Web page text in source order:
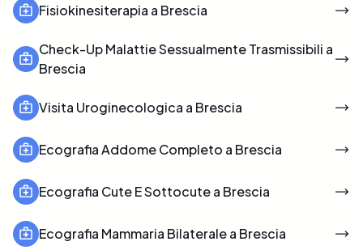
Fisiokinesiterapia a Brescia
Check-Up Malattie Sessualmente Trasmissibili a
Brescia
Visita Uroginecologica a Brescia
Ecografia Addome Completo a Brescia
Ecografia Cute E Sottocute a Brescia
Ecografia Mammaria Bilaterale a Brescia